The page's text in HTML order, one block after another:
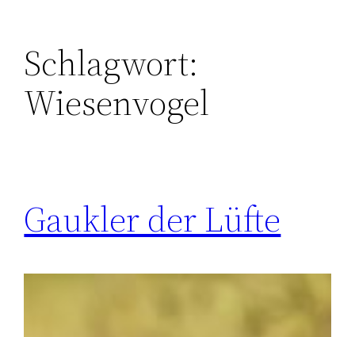
Schlagwort:
Wiesenvogel
Gaukler der Lüfte